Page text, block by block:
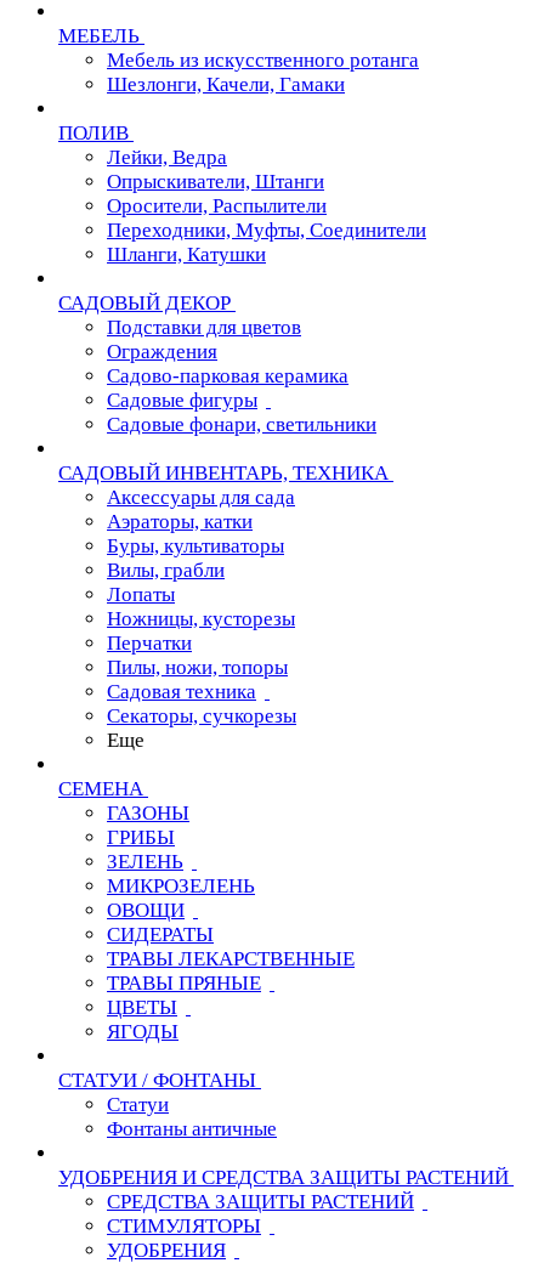
МЕБЕЛЬ
Мебель из искусственного ротанга
Шезлонги, Качели, Гамаки
ПОЛИВ
Лейки, Ведра
Опрыскиватели, Штанги
Оросители, Распылители
Переходники, Муфты, Соединители
Шланги, Катушки
САДОВЫЙ ДЕКОР
Подставки для цветов
Ограждения
Садово-парковая керамика
Садовые фигуры
Садовые фонари, светильники
САДОВЫЙ ИНВЕНТАРЬ, ТЕХНИКА
Аксессуары для сада
Аэраторы, катки
Буры, культиваторы
Вилы, грабли
Лопаты
Ножницы, кусторезы
Перчатки
Пилы, ножи, топоры
Садовая техника
Секаторы, сучкорезы
Еще
СЕМЕНА
ГАЗОНЫ
ГРИБЫ
ЗЕЛЕНЬ
МИКРОЗЕЛЕНЬ
ОВОЩИ
СИДЕРАТЫ
ТРАВЫ ЛЕКАРСТВЕННЫЕ
ТРАВЫ ПРЯНЫЕ
ЦВЕТЫ
ЯГОДЫ
СТАТУИ / ФОНТАНЫ
Статуи
Фонтаны античные
УДОБРЕНИЯ И СРЕДСТВА ЗАЩИТЫ РАСТЕНИЙ
СРЕДСТВА ЗАЩИТЫ РАСТЕНИЙ
СТИМУЛЯТОРЫ
УДОБРЕНИЯ